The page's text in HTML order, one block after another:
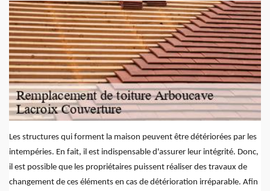
Les structures qui forment la maison peuvent être détériorées par les
intempéries. En fait, il est indispensable d'assurer leur intégrité. Donc,
il est possible que les propriétaires puissent réaliser des travaux de
changement de ces éléments en cas de détérioration irréparable. Afin